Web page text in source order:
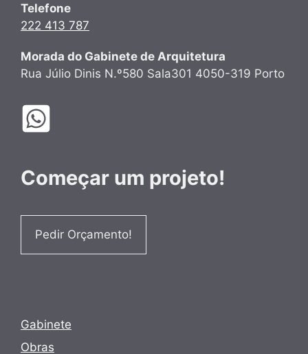
Telefone
222 413 787
Morada do Gabinete de Arquitetura
Rua Júlio Dinis N.º580 Sala301 4050-319 Porto
Começar um projeto!
Pedir Orçamento!
Gabinete
Obras